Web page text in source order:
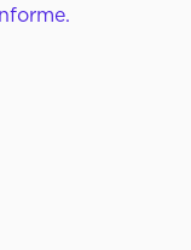
y Webinars